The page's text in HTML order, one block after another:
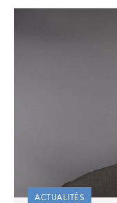
ACTUALITÉS